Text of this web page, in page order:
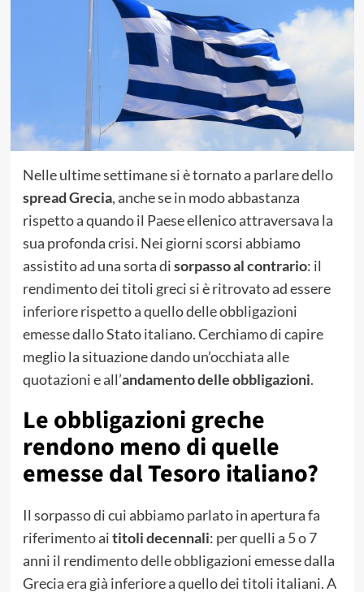
Nelle ultime settimane si è tornato a parlare dello
spread Grecia, anche se in modo abbastanza
rispetto a quando il Paese ellenico attraversava la
sua profonda crisi. Nei giorni scorsi abbiamo
assistito ad una sorta disorpasso al contrario: il
rendimento dei titoli greci si è ritrovato ad essere
inferiore rispetto a quello delle obbligazioni
emesse dallo Stato italiano. Cerchiamo di capire
meglio la situazione dando un’occhiata alle
quotazioni e all’andamento delle obbligazioni.
Le obbligazioni greche
rendono meno di quelle
emesse dal Tesoro italiano?
Il sorpasso di cui abbiamo parlato in apertura fa
riferimento aititoli decennali: per quelli a 5 o 7
anni il rendimento delle obbligazioni emesse dalla
Grecia era già inferiore a quello dei titoli italiani. A